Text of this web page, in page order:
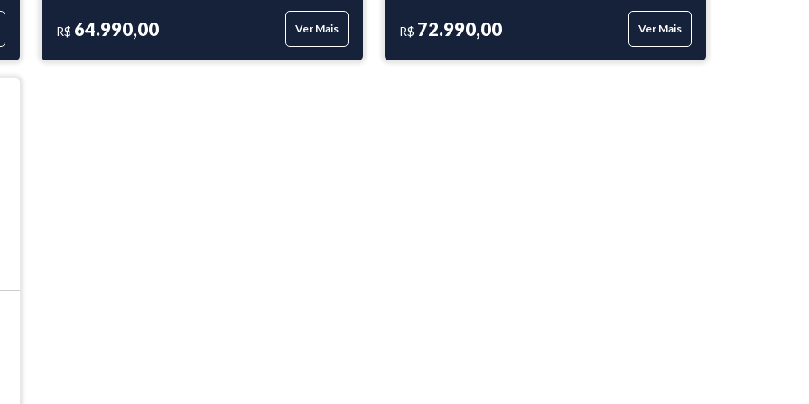
R$ 64.990,00 Ver Mais R$ 72.990,00 Ver Mais